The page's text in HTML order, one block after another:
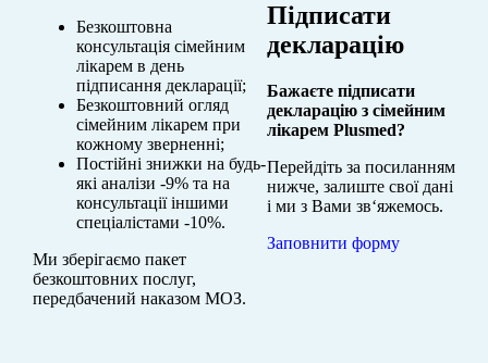
Безкоштовна
консультація сімейним
лікарем в день
підписання декларації;
Безкоштовний огляд
сімейним лікарем при
кожному зверненні;
Постійні знижки на будь-
які аналізи -9% та на
консультації іншими
спеціалістами -10%.
Ми зберігаємо пакет
безкоштовних послуг,
передбачений наказом МОЗ.
Підписати
декларацію
Бажаєте підписати
декларацію з сімейним
лікарем Plusmed?
Перейдіть за посиланням
нижче, залиште свої дані
і ми з Вами зв‘яжемось.
Заповнити форму